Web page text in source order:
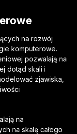
na rozwój
komputerowe.
pozwalają na
dotąd skali i
zjawiska,
na
na skalę całego